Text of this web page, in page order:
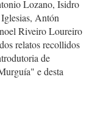
Lozano, Isidro
Antón
Riveiro Loureiro
relatos recollidos
de
e desta